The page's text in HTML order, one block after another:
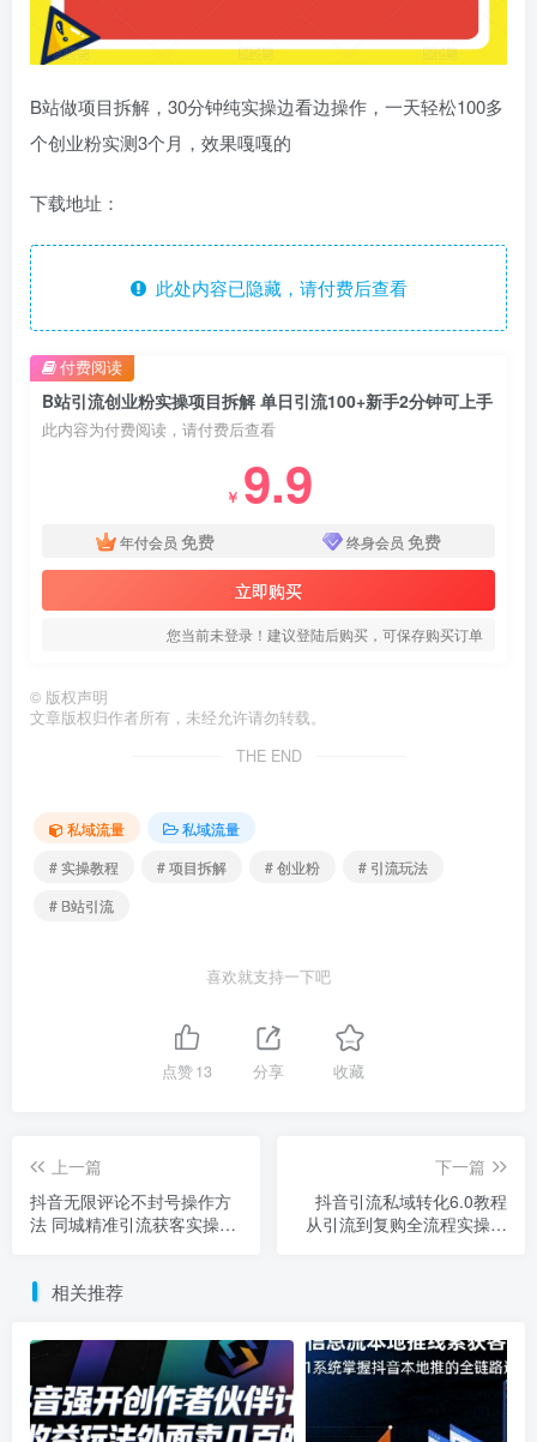
B站做项目拆解，30分钟纯实操边看边操作，一天轻松100多
个创业粉实测3个月，效果嘎嘎的
下载地址：
此处内容已隐藏，请付费后查看
B站引流创业粉实操项目拆解 单日引流100+新手2分钟可上手
此内容为付费阅读，请付费后查看
￥ 9.9
年付会员 免费 终身会员 免费
立即购买
您当前未登录！建议登陆后购买，可保存购买订单
付费阅读
© 版权声明
文章版权归作者所有，未经允许请勿转载。
THE END
私域流量
私域流量
# 实操教程
# 项目拆解 # 创业粉
# 引流玩法
# B站引流
喜欢就支持一下吧
点赞13 分享 收藏
上一篇
抖音无限评论不封号操作方
法 同城精准引流获客实操教
下一篇
抖音引流私域转化6.0教程
从引流到复购全流程实操教
相关推荐